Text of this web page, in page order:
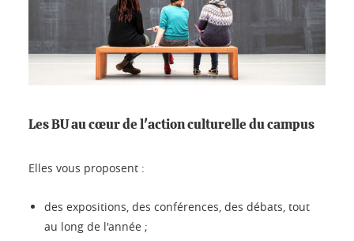
Les BU au cœur de l'action culturelle du campus
Elles vous proposent :
des expositions, des conférences, des débats, tout
au long de l'année ;